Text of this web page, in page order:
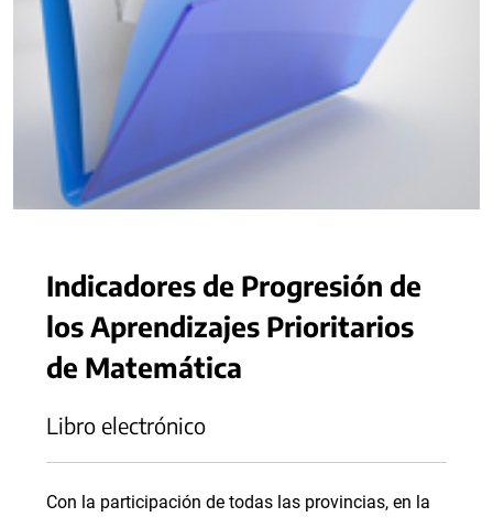
Indicadores de Progresión de
los Aprendizajes Prioritarios
de Matemática
Libro electrónico
Con la participación de todas las provincias, en la